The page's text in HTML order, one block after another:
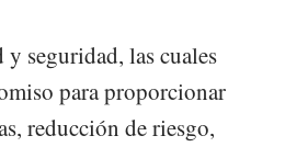
seguridad, las cuales
para proporcionar
reducción de riesgo,